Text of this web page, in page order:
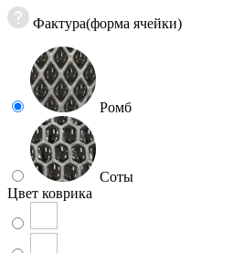
Фактура(форма ячейки)
Ромб
Соты
Цвет коврика